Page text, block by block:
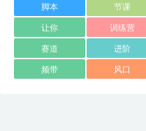
脚本 节课
让你 训练营
赛道 进阶
频带 风口